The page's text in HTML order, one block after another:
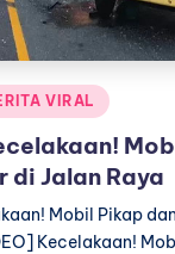
VIRAL
di Jalan Raya
Mobil Pikap
Kecelakaan!